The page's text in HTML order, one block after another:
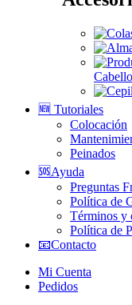
Cabello
🆕 Tutoriales
Colocación
Peinados
🆘Ayuda
Preguntas
Política de
Términos y
Política de
📧Contacto
Mi Cuenta
Pedidos